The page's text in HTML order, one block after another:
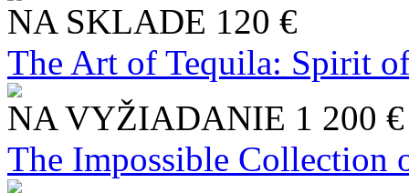
NA SKLADE 120 €
The Art of Tequila: Spirit
NA VYŽIADANIE 1 200 €
The Impossible Collection